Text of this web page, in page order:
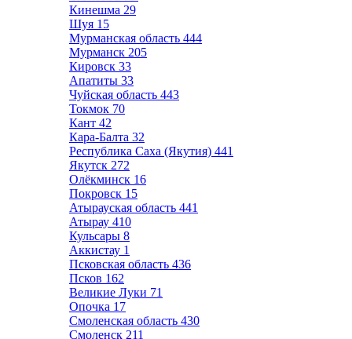
Кинешма 29
Шуя 15
Мурманская область 444
Мурманск 205
Кировск 33
Апатиты 33
Чуйская область 443
Токмок 70
Кант 42
Кара-Балта 32
Республика Саха (Якутия) 441
Якутск 272
Олёкминск 16
Покровск 15
Атырауская область 441
Атырау 410
Кульсары 8
Аккистау 1
Псковская область 436
Псков 162
Великие Луки 71
Опочка 17
Смоленская область 430
Смоленск 211